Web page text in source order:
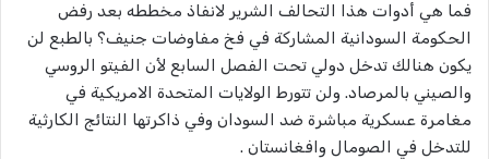
فما هي أدوات هذا التحالف الشرير لانفاذ مخططه بعد رفض
الحكومة السودانية المشاركة في فخ مفاوضات جنيف؟ بالطبع لن
يكون هنالك تدخل دولي تحت الفصل السابع لأن الفيتو الروسي
والصيني بالمرصاد. ولن تتورط الولايات المتحدة الامريكية في
مغامرة عسكرية مباشرة ضد السودان وفي ذاكرتها النتائج الكارثية
للتدخل في الصومال وافغانستان .